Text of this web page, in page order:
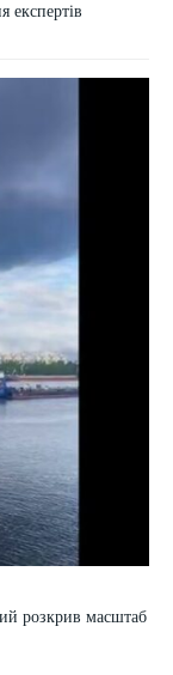
експертів
розкрив масштаб